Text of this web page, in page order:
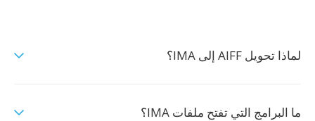
لماذا تحويل AIFF إلى IMA؟
ما البرامج التي تفتح ملفات IMA؟